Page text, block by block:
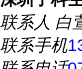
联系人 白
联系手机